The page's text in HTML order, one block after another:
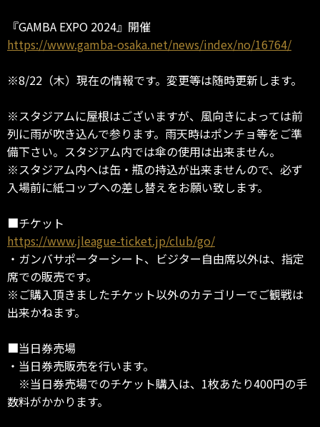
『GAMBA EXPO 2024』開催
https://www.gamba-osaka.net/news/index/no/16764/
※8/22（木）現在の情報です。変更等は随時更新します。
※スタジアムに屋根はございますが、風向きによっては前
列に雨が吹き込んで参ります。雨天時はポンチョ等をご準
備下さい。スタジアム内では傘の使用は出来ません。
※スタジアム内へは缶・瓶の持込が出来ませんので、必ず
入場前に紙コップへの差し替えをお願い致します。
■チケット
https://www.jleague-ticket.jp/club/go/
・ガンバサポーターシート、ビジター自由席以外は、指定
席での販売です。
※ご購入頂きましたチケット以外のカテゴリーでご観戦は
出来かねます。
■当日券売場
・当日券売販売を行います。
※当日券売場でのチケット購入は、1枚あたり400円の手
数料がかかります。